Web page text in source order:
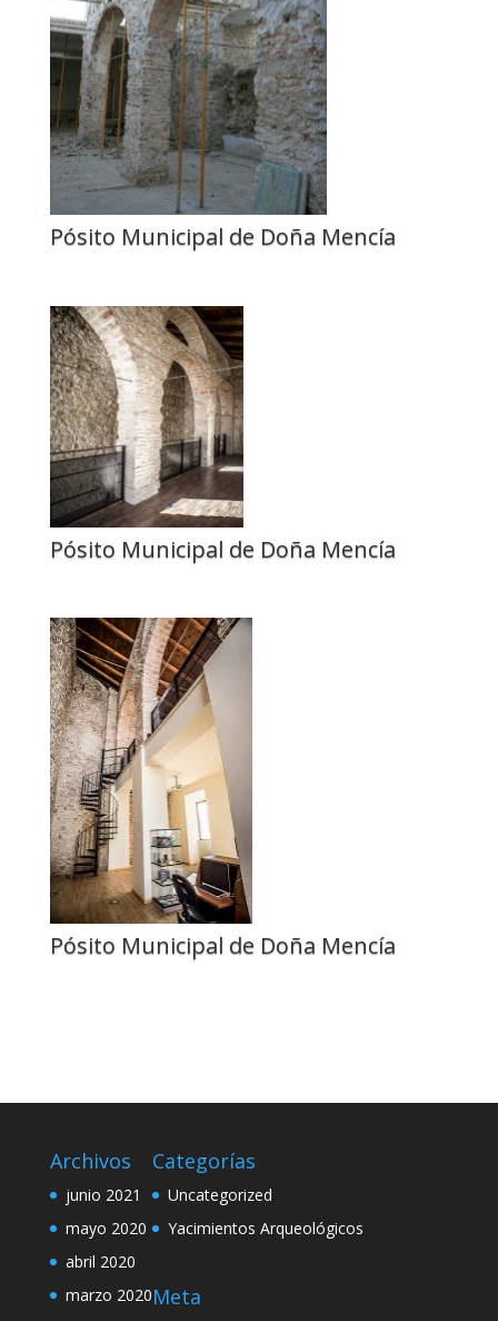
Pósito Municipal de Doña Mencía
Pósito Municipal de Doña Mencía
Pósito Municipal de Doña Mencía
Archivos
junio 2021
mayo 2020
abril 2020
marzo 2020
Categorías
Uncategorized
Yacimientos Arqueológicos
Meta